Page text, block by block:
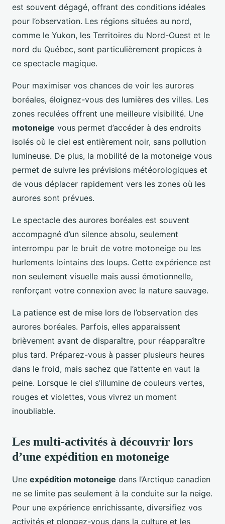
est souvent dégagé, offrant des conditions idéales
pour l’observation. Les régions situées au nord,
comme le Yukon, les Territoires du Nord-Ouest et le
nord du Québec, sont particulièrement propices à
ce spectacle magique.
Pour maximiser vos chances de voir les aurores
boréales, éloignez-vous des lumières des villes. Les
zones reculées offrent une meilleure visibilité. Une
motoneige vous permet d’accéder à des endroits
isolés où le ciel est entièrement noir, sans pollution
lumineuse. De plus, la mobilité de la motoneige vous
permet de suivre les prévisions météorologiques et
de vous déplacer rapidement vers les zones où les
aurores sont prévues.
Le spectacle des aurores boréales est souvent
accompagné d’un silence absolu, seulement
interrompu par le bruit de votre motoneige ou les
hurlements lointains des loups. Cette expérience est
non seulement visuelle mais aussi émotionnelle,
renforçant votre connexion avec la nature sauvage.
La patience est de mise lors de l’observation des
aurores boréales. Parfois, elles apparaissent
brièvement avant de disparaître, pour réapparaître
plus tard. Préparez-vous à passer plusieurs heures
dans le froid, mais sachez que l’attente en vaut la
peine. Lorsque le ciel s’illumine de couleurs vertes,
rouges et violettes, vous vivrez un moment
inoubliable.
Les multi-activités à découvrir lors
d’une expédition en motoneige
Une expédition motoneige dans l’Arctique canadien
ne se limite pas seulement à la conduite sur la neige.
Pour une expérience enrichissante, diversifiez vos
activités et plongez-vous dans la culture et les